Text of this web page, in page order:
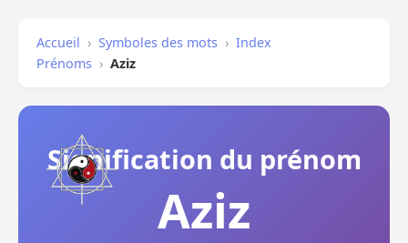
Accueil › Symboles des mots › Index
Prénoms › Aziz
Signification du prénom
Aziz